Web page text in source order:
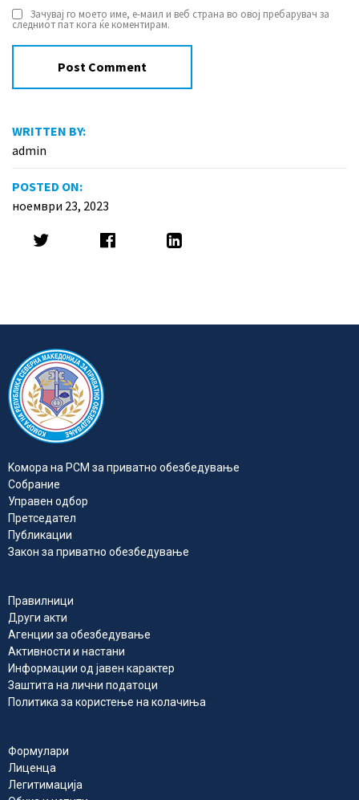
Зачувај го моето име, е-маил и веб страна во овој пребарувач за
следниот пат кога ќе коментирам.
WRITTEN BY:
admin
POSTED ON:
ноември 23, 2023
Kомора на РСМ за приватно обезбедувањe
Собрание
Управен одбор
Претседател
Публикации
Закон за приватно обезбедување
Правилници
Други акти
Агенции за обезбедување
Активности и настани
Информации од јавен карактер
Заштита на лични податоци
Политика за користење на колачиња
Формулари
Лиценца
Легитимација